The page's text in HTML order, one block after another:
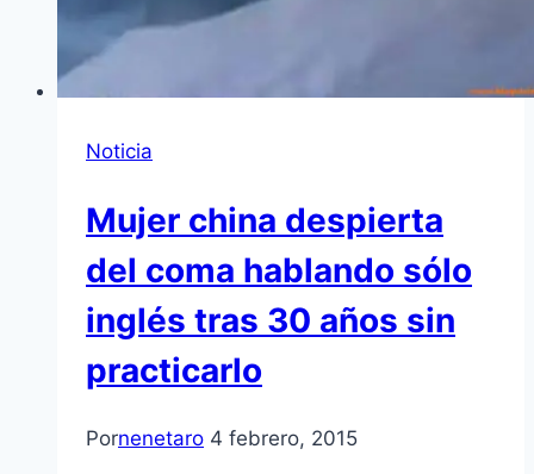
Noticia
Mujer china despierta
del coma hablando sólo
inglés tras 30 años sin
practicarlo
Pornenetaro 4 febrero, 2015